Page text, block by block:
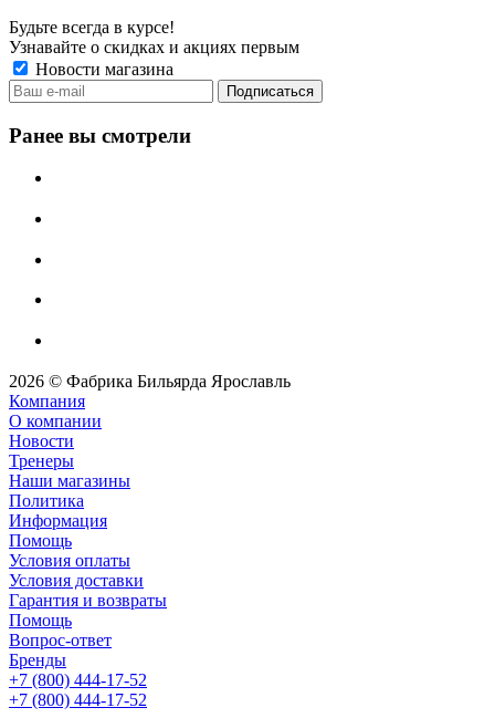
Будьте всегда в курсе!
Узнавайте о скидках и акциях первым
Новости магазина
Ранее вы смотрели
2026 © Фабрика Бильярда Ярославль
Компания
О компании
Новости
Тренеры
Наши магазины
Политика
Информация
Помощь
Условия оплаты
Условия доставки
Гарантия и возвраты
Помощь
Вопрос-ответ
Бренды
+7 (800) 444-17-52
+7 (800) 444-17-52